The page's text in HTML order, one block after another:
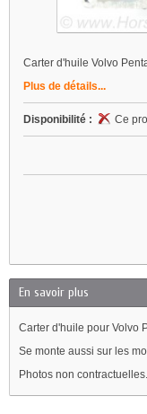
Carter d'huile Volvo
Plus de détails...
Disponibilité : Ce
En savoir plus
Carter d'huile pour Volvo
Se monte aussi sur les
Photos non